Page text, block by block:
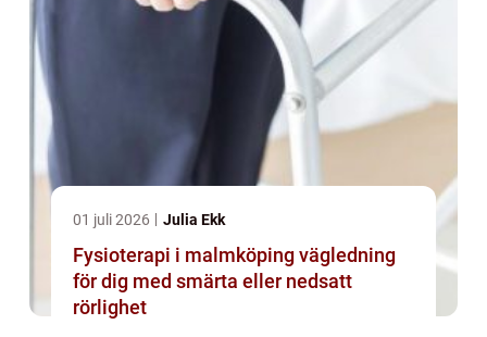
01 juli 2026 Julia Ekk
Fysioterapi i malmköping vägledning
för dig med smärta eller nedsatt
rörlighet